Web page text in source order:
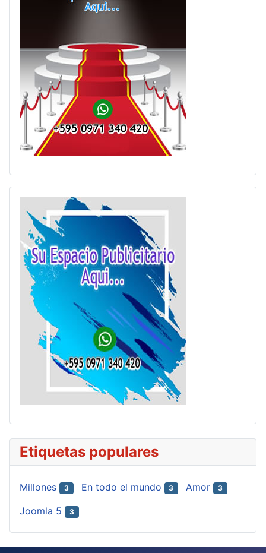
Etiquetas populares
Millones 3 En todo el mundo 3 Amor 3
Joomla 5 3